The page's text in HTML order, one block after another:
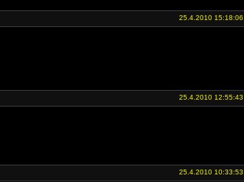
25.4.2010 15:18:06
25.4.2010 12:55:43
25.4.2010 10:33:53